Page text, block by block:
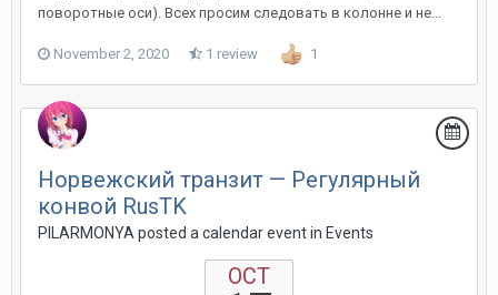
поворотные оси). Всех просим следовать в колонне и не...
November 2, 2020 1 review 1
Норвежский транзит — Регулярный
конвой RusTK
PILARMONYA posted a calendar event in Events
OCT